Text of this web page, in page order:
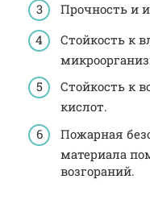
Прочность и
Стойкость к
Стойкость к
кислот.
Пожарная
материала
возгораний.